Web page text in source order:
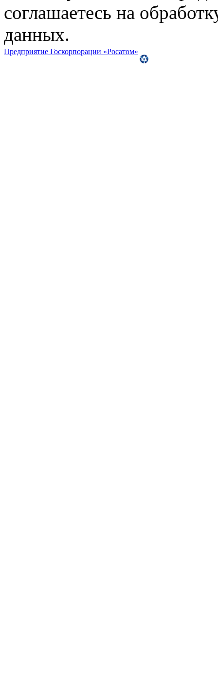
соглашаетесь на
данных.
Предприятие Госкорпорации «Росатом»